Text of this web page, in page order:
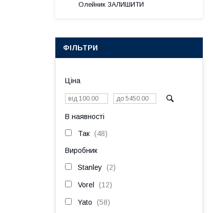
Олейник ЗАЛИШИТИ
ФІЛЬТРИ
Ціна
В наявності
Так 48
Виробник
Stanley 2
Vorel 12
Yato 58